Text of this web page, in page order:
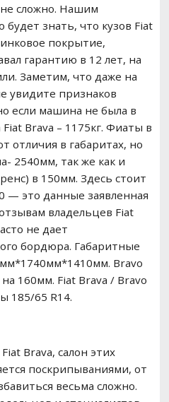
сложно. Нашим
знать, что кузов Fiat
покрытие,
гарантию в 12 лет, на
Заметим, что даже на
увидите признаков
если машина не была в
Brava – 1175кг. Фиаты в
отличия в габаритах, но
2540мм, так же как и
в 150мм. Здесь стоит
— это данные заявленная
владельцев Fiat
не дает
бордюра. Габаритные
Bravo
160мм. Fiat Brava / Bravo
185/65 R14.
Brava, салон этих
поскрипываниями, от
весьма сложно.